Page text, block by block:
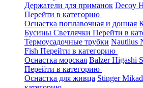
Держатели для приманок Decoy
Перейти в категорию
Оснастка поплавочная и донная
Бусины Светлячки Перейти в
Термоусадочные трубки Nautilus
Fish Перейти в категорию
Оснастка морская BalzerHigashi
Перейти в категорию
Оснастка для живца Stinger